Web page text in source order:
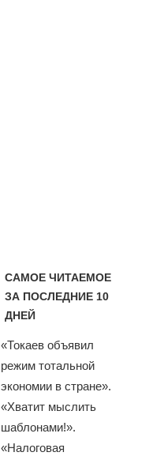
САМОЕ ЧИТАЕМОЕ
ЗА ПОСЛЕДНИЕ 10
ДНЕЙ
«Токаев объявил
режим тотальной
экономии в стране».
«Хватит мыслить
шаблонами!».
«Налоговая